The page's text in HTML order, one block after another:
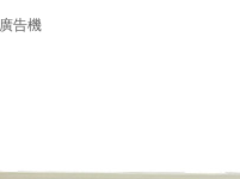
告機